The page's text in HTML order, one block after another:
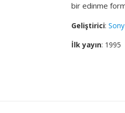
bir edinme
Geliştirici:
İlk yayın: 1995